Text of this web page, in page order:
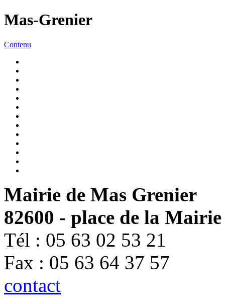
Mas-Grenier
Contenu
Mairie de Mas Grenier
82600 - place de la Mairie
Tél : 05 63 02 53 21
Fax : 05 63 64 37 57
contact